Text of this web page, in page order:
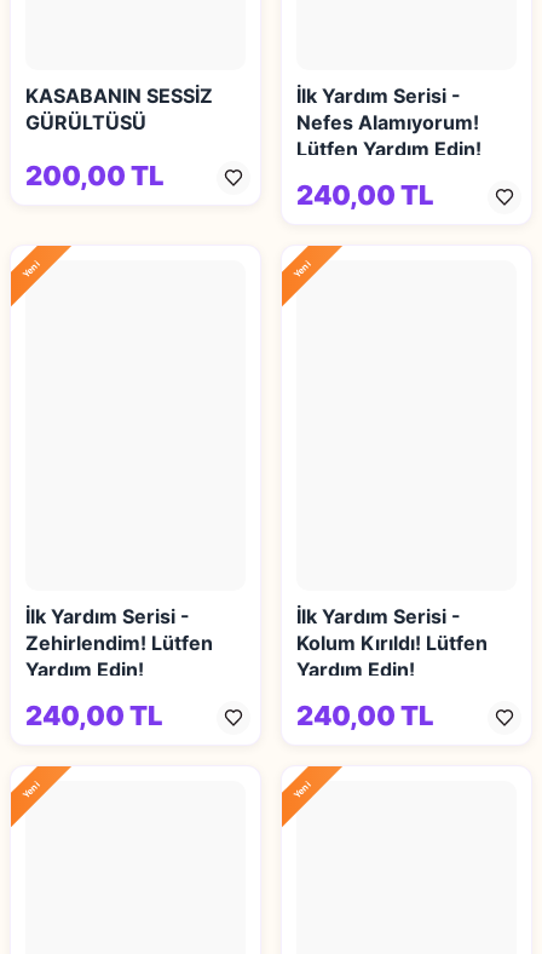
KASABANIN SESSİZ
GÜRÜLTÜSÜ
200,00 TL
İlk Yardım Serisi -
Nefes Alamıyorum!
Lütfen Yardım Edin!
240,00 TL
Yeni
İlk Yardım Serisi -
Zehirlendim! Lütfen
Yardım Edin!
240,00 TL
Yeni
İlk Yardım Serisi -
Kolum Kırıldı! Lütfen
Yardım Edin!
240,00 TL
Yeni Yeni